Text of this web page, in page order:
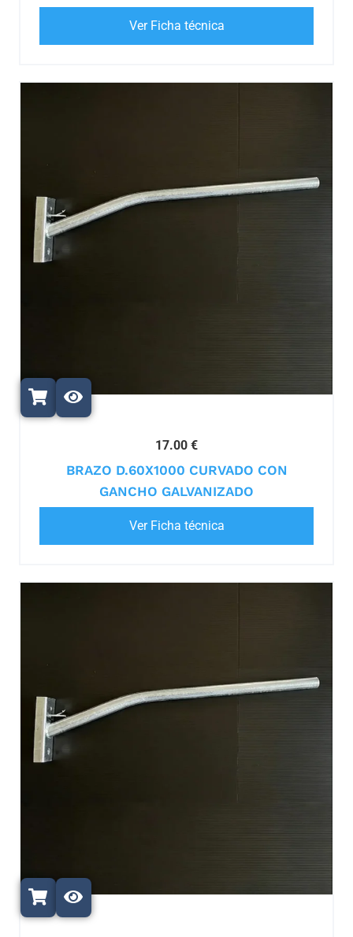
Ver Ficha técnica
17.00 €
BRAZO D.60X1000 CURVADO CON
GANCHO GALVANIZADO
Ver Ficha técnica